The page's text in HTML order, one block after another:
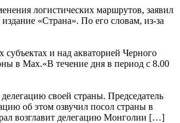
логистических маршрутов, заявил
«Страна». По его словам, из-за
и над акваторией Черного
в Max.«В течение дня в период с 8.00
своей страны. Председатель
об этом озвучил посол страны в
возглавит делегацию Монголии […]